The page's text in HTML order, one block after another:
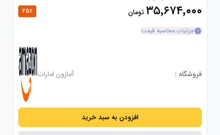
۳۵٬۶۷۴٬۰۰۰ تومان 25٪
جزئیات محاسبه قیمت
فروشگاه : آمازون امارات
افزودن به سبد خرید